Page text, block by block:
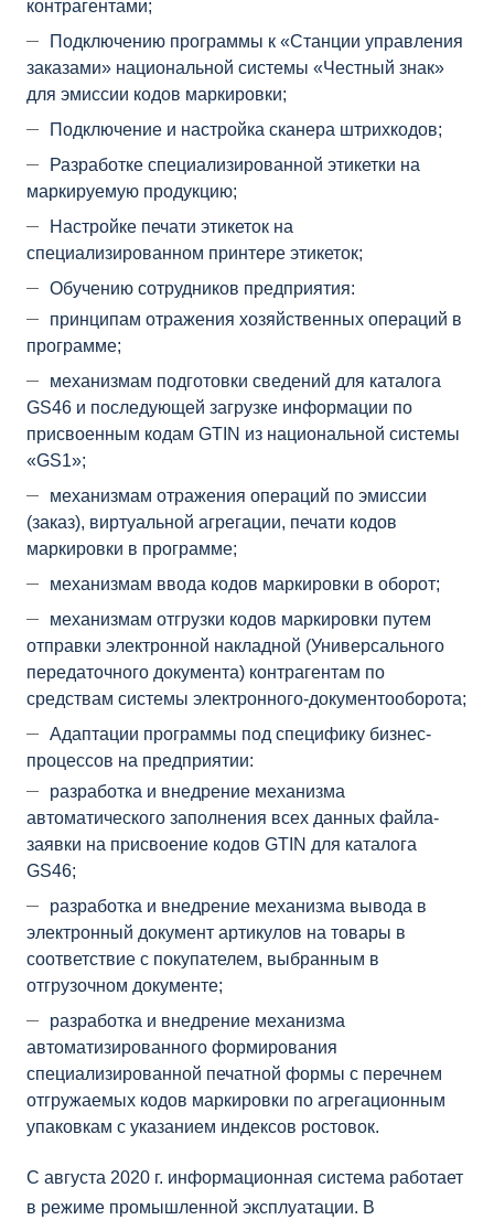
контрагентами;
Подключению программы к «Станции управления
заказами» национальной системы «Честный знак»
для эмиссии кодов маркировки;
Подключение и настройка сканера штрихкодов;
Разработке специализированной этикетки на
маркируемую продукцию;
Настройке печати этикеток на
специализированном принтере этикеток;
Обучению сотрудников предприятия:
принципам отражения хозяйственных операций в
программе;
механизмам подготовки сведений для каталога
GS46 и последующей загрузке информации по
присвоенным кодам GTIN из национальной системы
«GS1»;
механизмам отражения операций по эмиссии
(заказ), виртуальной агрегации, печати кодов
маркировки в программе;
механизмам ввода кодов маркировки в оборот;
механизмам отгрузки кодов маркировки путем
отправки электронной накладной (Универсального
передаточного документа) контрагентам по
средствам системы электронного-документооборота;
Адаптации программы под специфику бизнес-
процессов на предприятии:
разработка и внедрение механизма
автоматического заполнения всех данных файла-
заявки на присвоение кодов GTIN для каталога
GS46;
разработка и внедрение механизма вывода в
электронный документ артикулов на товары в
соответствие с покупателем, выбранным в
отгрузочном документе;
разработка и внедрение механизма
автоматизированного формирования
специализированной печатной формы с перечнем
отгружаемых кодов маркировки по агрегационным
упаковкам с указанием индексов ростовок.
С августа 2020 г. информационная система работает
в режиме промышленной эксплуатации. В